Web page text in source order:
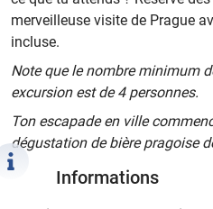
merveilleuse visite de Prague
incluse.
Note que le nombre minimum
excursion est de 4 personnes.
Ton escapade en ville
dégustation de bière pragoise
Informations